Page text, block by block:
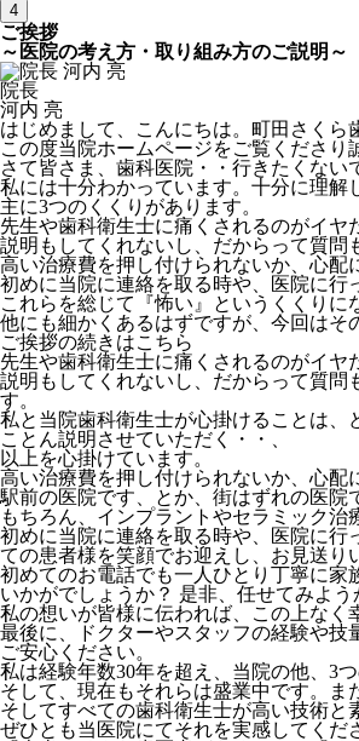
4
ご挨拶
～医院の考え方・取り組み方のご説明～
院長
河内 亮
はじめまして、こんにちは。町田さくら
この度当院ホームページをご覧くださり
さて皆さま、歯科医院・・行きたくない
私には十分わかっています。十分に理解
主に3つのくくりがあります。
先生や歯科衛生士に痛くされるのがイヤ
説明もしてくれないし、だからって質問
高い治療費を押し付けられないか、心配
初めに当院に連絡を取る時や、医院に行
これらを総じて『怖い』というくくりに
他にも細かくあるはずですが、今回はそ
ご挨拶の続きはこちら
先生や歯科衛生士に痛くされるのがイヤ
説明もしてくれないし、だからって質問
す。
私と当院歯科衛生士が心掛けることは、
ことん説明させていただく・・、
以上を心掛けています。
高い治療費を押し付けられないか、心配
駅前の医院です、とか、街はずれの医院
もちろん、インプラントやセラミック治
初めに当院に連絡を取る時や、医院に行
ての患者様を笑顔でお迎えし、お見送り
初めてのお電話でも一人ひとり丁寧に家
いかがでしょうか？ 是非、任せてみよ
私の想いが皆様に伝われば、この上なく
最後に、ドクターやスタッフの経験や技
ご安心ください。
私は経験年数30年を超え、当院の他、3
そして、現在もそれらは盛業中です。ま
そしてすべての歯科衛生士が高い技術と
ぜひとも当医院にてそれを実感してくだ